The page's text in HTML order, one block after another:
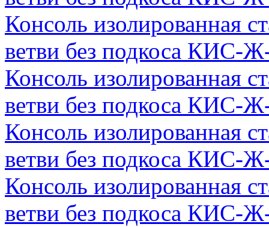
Консоль изолированная
ветви без подкоса КИС-
Консоль изолированная
ветви без подкоса КИС-
Консоль изолированная
ветви без подкоса КИС-
Консоль изолированная
ветви без подкоса КИС-